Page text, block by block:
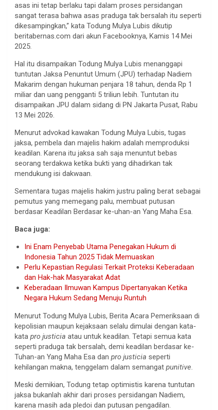
asas ini tetap berlaku tapi dalam proses persidangan
sangat terasa bahwa asas praduga tak bersalah itu seperti
dikesampingkan,” kata Todung Mulya Lubis dikutip
beritabernas.com dari akun Facebooknya, Kamis 14 Mei
2025.
Hal itu disampaikan Todung Mulya Lubis menanggapi
tuntutan Jaksa Penuntut Umum (JPU) terhadap Nadiem
Makarim dengan hukuman penjara 18 tahun, denda Rp 1
miliar dan uang pengganti 5 triliun lebih. Tuntutan itu
disampaikan JPU dalam sidang di PN Jakarta Pusat, Rabu
13 Mei 2026.
Menurut advokad kawakan Todung Mulya Lubis, tugas
jaksa, pembela dan majelis hakim adalah memproduksi
keadilan. Karena itu jaksa sah saja menuntut bebas
seorang terdakwa ketika bukti yang dihadirkan tak
mendukung isi dakwaan.
Sementara tugas majelis hakim justru paling berat sebagai
pemutus yang memegang palu, membuat putusan
berdasar Keadilan Berdasar ke-uhan-an Yang Maha Esa.
Baca juga:
Ini Enam Penyebab Utama Penegakan Hukum di
Indonesia Tahun 2025 Tidak Memuaskan
Perlu Kepastian Regulasi Terkait Proteksi Keberadaan
dan Hak-hak Masyarakat Adat
Keberadaan Ilmuwan Kampus Dipertanyakan Ketika
Negara Hukum Sedang Menuju Runtuh
Menurut Todung Mulya Lubis, Berita Acara Pemeriksaan di
kepolisian maupun kejaksaan selalu dimulai dengan kata-
kata pro justicia atau untuk keadilan. Tetapi semua kata
seperti praduga tak bersalah, demi keadilan berdasar ke-
Tuhan-an Yang Maha Esa dan pro justicia seperti
kehilangan makna, tenggelam dalam semangat punitive.
Meski demikian, Todung tetap optimistis karena tuntutan
jaksa bukanlah akhir dari proses persidangan Nadiem,
karena masih ada pledoi dan putusan pengadilan.